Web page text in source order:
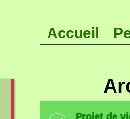
Accueil
Projet de